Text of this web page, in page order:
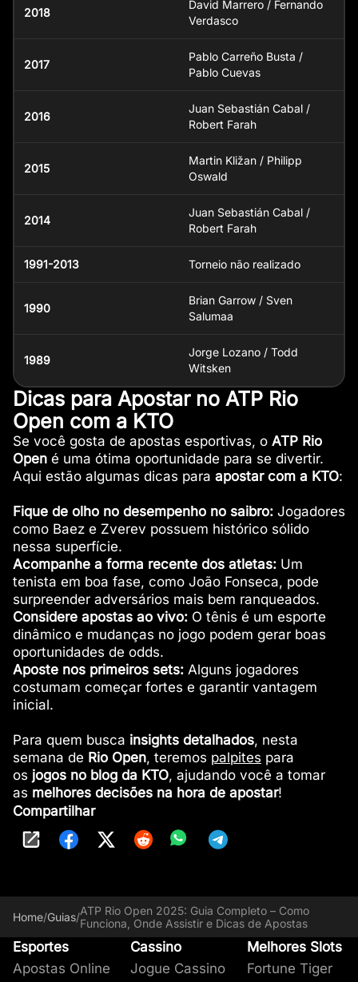
2018
David Marrero / Fernando
Verdasco
2017
Pablo Carreño Busta /
Pablo Cuevas
2016
Juan Sebastián Cabal /
Robert Farah
2015
Martin Kližan / Philipp
Oswald
2014
Juan Sebastián Cabal /
Robert Farah
1991-2013 Torneio não realizado
1990
Brian Garrow / Sven
Salumaa
1989
Jorge Lozano / Todd
Witsken
Dicas para Apostar no ATP Rio
Open com a KTO
Se você gosta de apostas esportivas, o ATP Rio
Opené uma ótima oportunidade para se divertir.
Aqui estão algumas dicas para apostar com a KTO:
Fique de olho no desempenho no saibro: Jogadores
como Baez e Zverev possuem histórico sólido
nessa superfície.
Acompanhe a forma recente dos atletas: Um
tenista em boa fase, como João Fonseca, pode
surpreender adversários mais bem ranqueados.
Considere apostas ao vivo: O tênis é um esporte
dinâmico e mudanças no jogo podem gerar boas
oportunidades de odds.
Aposte nos primeiros sets:Alguns jogadores
costumam começar fortes e garantir vantagem
inicial.
Para quem busca insights detalhados, nesta
semana de Rio Open, teremos palpites para
os jogos no blog da KTO, ajudando você a tomar
as melhores decisões na hora de apostar!
Compartilhar
Home/Guias/ATP Rio Open 2025: Guia Completo – Como
Funciona, Onde Assistir e Dicas de Apostas
Esportes
Apostas Online
Cassino
Jogue Cassino
Melhores Slots
Fortune Tiger